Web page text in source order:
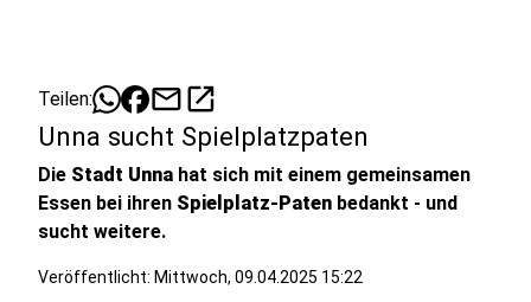
Teilen: mailopen_in_new
Unna sucht Spielplatzpaten
Die Stadt Unna hat sich mit einem gemeinsamen
Essen bei ihren Spielplatz-Paten bedankt - und
sucht weitere.
Veröffentlicht: Mittwoch, 09.04.2025 15:22